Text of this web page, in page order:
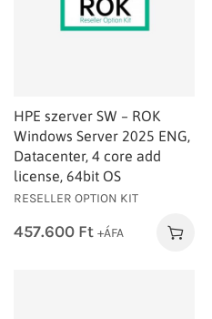
HPE szerver SW – ROK
Windows Server 2025 ENG,
Datacenter, 4 core add
license, 64bit OS
RESELLER OPTION KIT
457.600 Ft +ÁFA